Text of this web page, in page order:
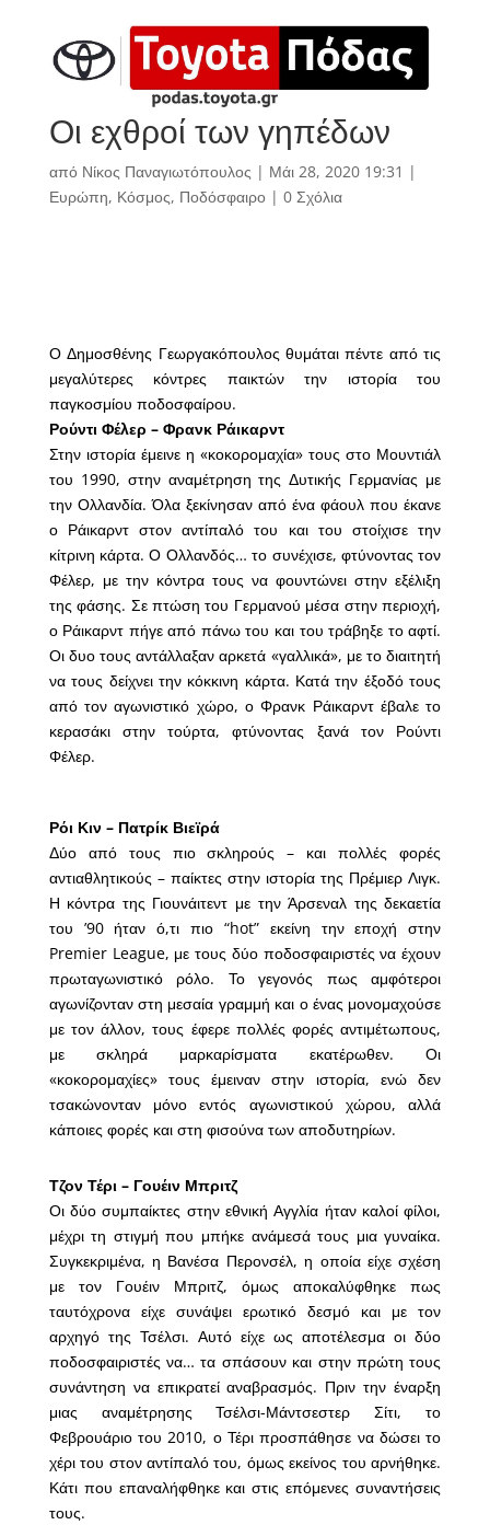
Οι εχθροί των γηπέδων
από Νίκος Παναγιωτόπουλος | Μάι 28, 2020 19:31 |
Ευρώπη, Κόσμος, Ποδόσφαιρο| 0 Σχόλια
Ο Δημοσθένης Γεωργακόπουλος θυμάται πέντε από τις
μεγαλύτερες κόντρες παικτών την ιστορία του
παγκοσμίου ποδοσφαίρου.
Ρούντι Φέλερ – Φρανκ Ράικαρντ
Στην ιστορία έμεινε η «κοκορομαχία» τους στο Μουντιάλ
του 1990, στην αναμέτρηση της Δυτικής Γερμανίας με
την Ολλανδία. Όλα ξεκίνησαν από ένα φάουλ που έκανε
ο Ράικαρντ στον αντίπαλό του και του στοίχισε την
κίτρινη κάρτα. Ο Ολλανδός… το συνέχισε, φτύνοντας τον
Φέλερ, με την κόντρα τους να φουντώνει στην εξέλιξη
της φάσης. Σε πτώση του Γερμανού μέσα στην περιοχή,
ο Ράικαρντ πήγε από πάνω του και του τράβηξε το αφτί.
Οι δυο τους αντάλλαξαν αρκετά «γαλλικά», με το διαιτητή
να τους δείχνει την κόκκινη κάρτα. Κατά την έξοδό τους
από τον αγωνιστικό χώρο, ο Φρανκ Ράικαρντ έβαλε το
κερασάκι στην τούρτα, φτύνοντας ξανά τον Ρούντι
Φέλερ.
Ρόι Κιν – Πατρίκ Βιεϊρά
Δύο από τους πιο σκληρούς – και πολλές φορές
αντιαθλητικούς – παίκτες στην ιστορία της Πρέμιερ Λιγκ.
Η κόντρα της Γιουνάιτεντ με την Άρσεναλ της δεκαετία
του ’90 ήταν ό,τι πιο “hot” εκείνη την εποχή στην
Premier League, με τους δύο ποδοσφαιριστές να έχουν
πρωταγωνιστικό ρόλο. Το γεγονός πως αμφότεροι
αγωνίζονταν στη μεσαία γραμμή και ο ένας μονομαχούσε
με τον άλλον, τους έφερε πολλές φορές αντιμέτωπους,
με σκληρά μαρκαρίσματα εκατέρωθεν. Οι
«κοκορομαχίες» τους έμειναν στην ιστορία, ενώ δεν
τσακώνονταν μόνο εντός αγωνιστικού χώρου, αλλά
κάποιες φορές και στη φισούνα των αποδυτηρίων.
Τζον Τέρι – Γουέιν Μπριτζ
Οι δύο συμπαίκτες στην εθνική Αγγλία ήταν καλοί φίλοι,
μέχρι τη στιγμή που μπήκε ανάμεσά τους μια γυναίκα.
Συγκεκριμένα, η Βανέσα Περονσέλ, η οποία είχε σχέση
με τον Γουέιν Μπριτζ, όμως αποκαλύφθηκε πως
ταυτόχρονα είχε συνάψει ερωτικό δεσμό και με τον
αρχηγό της Τσέλσι. Αυτό είχε ως αποτέλεσμα οι δύο
ποδοσφαιριστές να… τα σπάσουν και στην πρώτη τους
συνάντηση να επικρατεί αναβρασμός. Πριν την έναρξη
μιας αναμέτρησης Τσέλσι-Μάντσεστερ Σίτι, το
Φεβρουάριο του 2010, ο Τέρι προσπάθησε να δώσει το
χέρι του στον αντίπαλό του, όμως εκείνος του αρνήθηκε.
Κάτι που επαναλήφθηκε και στις επόμενες συναντήσεις
τους.